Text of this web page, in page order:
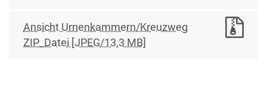
Ansicht Urnenkammern/Kreuzweg
ZIP_Datei [JPEG/13,3 MB]